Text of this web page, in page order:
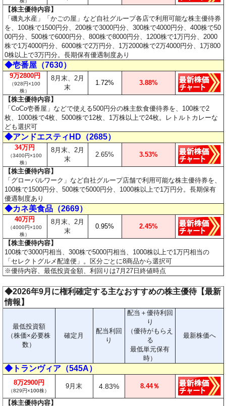
【株主優待内容】
「磯丸水産」「かごの屋」など自社グループ各店で利用可能な株主優待券
を、100株で1500円分、200株で3000円分、300株で4000円分、400株で50
00円分、500株で6000円分、800株で8000円分、1200株で1万円分、2000
株で1万4000円分、6000株で2万円分、1万2000株で2万4000円分、1万800
0株以上で3万円分。長期保有優遇制度あり
◆壱番屋（7630）
9万2800円
（928円×100
株）
8月末、2月
末
1.72% 3.88%
【株主優待内容】
「CoCo壱番屋」などで使える500円分の株主飲食優待券を、100株で2
枚、1000株で4枚、5000株で12枚、1万株以上で24枚。レトルトカレーな
ども選択可
◆アンドエスティHD（2685）
34万円
（3400円×100
株）
8月末、2月
末
2.65% 3.53%
【株主優待内容】
「グローバルワーク」など自社グループ店舗で利用可能な株主優待券を、
100株で1500円分、500株で5000円分、1000株以上で1万円分。長期保有
優遇制度あり
◆カネ美食品（2669）
40万円
（4000円×100
株）
8月末、2月
末
0.95% 2.45%
【株主優待内容】
100株で3000円相当、300株で5000円相当、1000株以上で1万円相当の
「セレクトグルメ配達便」。区分ごとに8商品から選択可
※優待内容、最低投資金額、利回りは7月27日終値時点
◆2026年9月に権利確定する主なおすすめの株主優待【最新
情報】
最低投資額
（株価×必要株
数）
確定月
配当利回
り
配当＋優待利回
り
（優待がもらえ
る
最低単元保有
時）
最新株価へ
◆トランヴィア（545A）
8万2900円
（829円×100株）
9月末 4.83% 8.44％
【株主優待内容】